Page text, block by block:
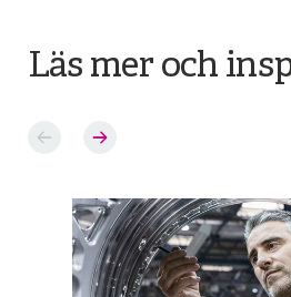
Läs mer och